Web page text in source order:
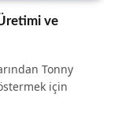
ve
Tonny
için